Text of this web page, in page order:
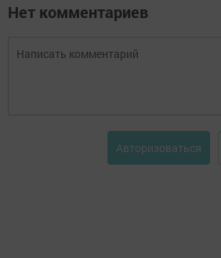
Нет комментариев
Авторизоваться